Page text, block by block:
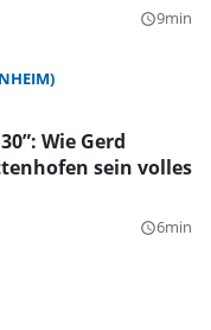
query_builder9min
Wie Gerd
sein volles
query_builder6min